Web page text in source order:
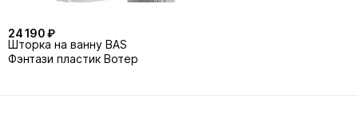
24 190 ₽
Шторка на ванну BAS
Фэнтази пластик Вотер